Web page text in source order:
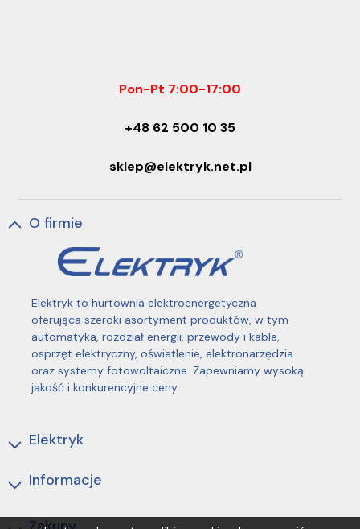
Pon-Pt 7:00-17:00
+48 62 500 10 35
sklep@elektryk.net.pl
O firmie
Elektryk to hurtownia elektroenergetyczna
oferująca szeroki asortyment produktów, w tym
automatyka, rozdział energii, przewody i kable,
osprzęt elektryczny, oświetlenie, elektronarzędzia
oraz systemy fotowoltaiczne. Zapewniamy wysoką
jakość i konkurencyjne ceny.
Elektryk
Informacje